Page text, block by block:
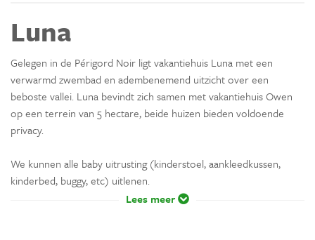
Luna
Gelegen in de Périgord Noir ligt vakantiehuis Luna met een
verwarmd zwembad en adembenemend uitzicht over een
beboste vallei. Luna bevindt zich samen met vakantiehuis Owen
op een terrein van 5 hectare, beide huizen bieden voldoende
privacy.
We kunnen alle baby uitrusting (kinderstoel, aankleedkussen,
kinderbed, buggy, etc) uitlenen.
Lees meer